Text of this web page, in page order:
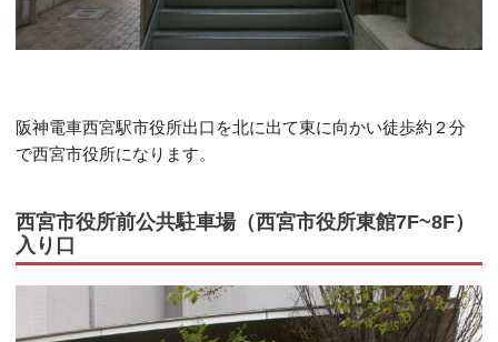
阪神電車西宮駅市役所出口を北に出て東に向かい徒歩約２分
で西宮市役所になります。
西宮市役所前公共駐車場（西宮市役所東館7F~8F）
入り口